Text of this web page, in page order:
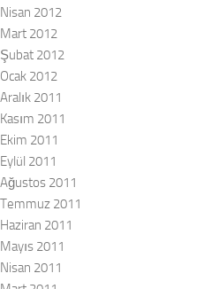
Nisan 2012
Mart 2012
Şubat 2012
Ocak 2012
Aralık 2011
Kasım 2011
Ekim 2011
Eylül 2011
Ağustos 2011
Temmuz 2011
Haziran 2011
Mayıs 2011
Nisan 2011